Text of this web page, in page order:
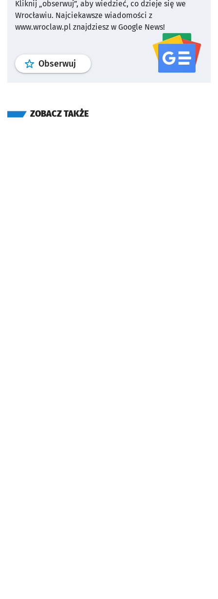
Kliknij „obserwuj”, aby wiedzieć, co dzieje się we
Wrocławiu. Najciekawsze wiadomości z
www.wroclaw.pl znajdziesz w Google News!
Obserwuj profil serwisu
ZOBACZ TAKŻE